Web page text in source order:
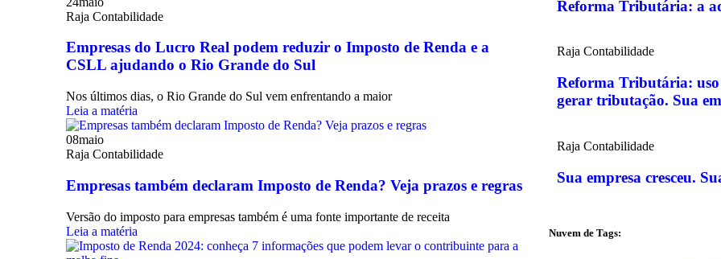
Raja Contabilidade
Empresas do Lucro Real podem reduzir o Imposto de Renda e a
CSLL ajudando o Rio Grande do Sul
Nos últimos dias, o Rio Grande do Sul vem enfrentando a maior
Leia a matéria
08maio
Raja Contabilidade
Empresas também declaram Imposto de Renda? Veja prazos e regras
Versão do imposto para empresas também é uma fonte importante de receita
Leia a matéria
Reforma Tributária: a
Raja Contabilidade
Reforma Tributária:
gerar tributação. Sua
Raja Contabilidade
Sua empresa cresceu.
Nuvem de Tags: